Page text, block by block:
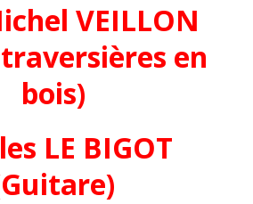
VEILLON
en
bois)
LE BIGOT